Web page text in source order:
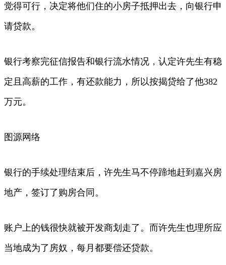
觉得可行，决定将他们住的小房子抵押出去，向银行申
请贷款。
银行考察完征信报告和银行流水情况，认定许先生有稳
定且高薪的工作，有还款能力，所以按揭贷给了他382
万元。
图源网络
银行的手续处理结束后，许先生马不停蹄地赶到嘉兴房
地产，签订了购房合同。
账户上的钱很快就被开发商划走了。而许先生也理所应
当地成为了房奴，每月都要偿还贷款。